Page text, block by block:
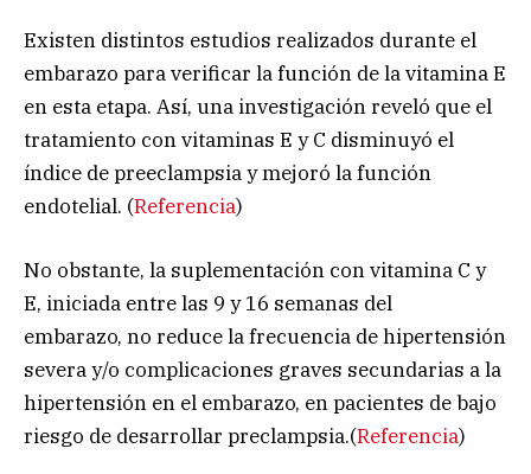
Existen distintos estudios realizados durante el
embarazo para verificar la función de la vitamina E
en esta etapa. Así, una investigación reveló que el
tratamiento con vitaminas E y C disminuyó el
índice de preeclampsia y mejoró la función
endotelial. (Referencia)
No obstante, la suplementación con vitamina C y
E, iniciada entre las 9 y 16 semanas del
embarazo, no reduce la frecuencia de hipertensión
severa y/o complicaciones graves secundarias a la
hipertensión en el embarazo, en pacientes de bajo
riesgo de desarrollar preclampsia.(Referencia)